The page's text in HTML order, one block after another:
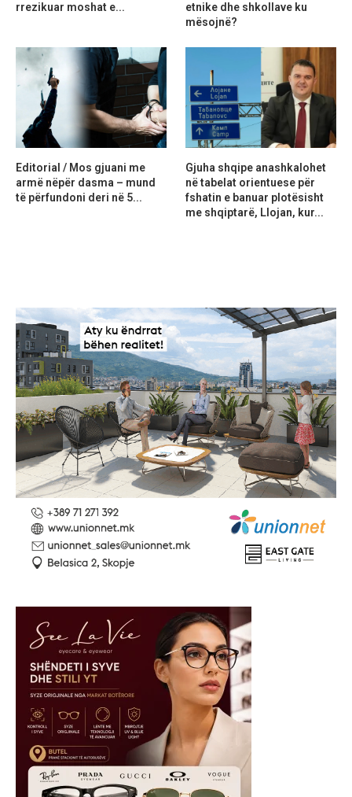
rrezikuar moshat e...
etnike dhe shkollave ku
mësojnë?
Editorial / Mos gjuani me
armë nëpër dasma – mund
të përfundoni deri në 5...
Gjuha shqipe anashkalohet
në tabelat orientuese për
fshatin e banuar plotësisht
me shqiptarë, Llojan, kur...